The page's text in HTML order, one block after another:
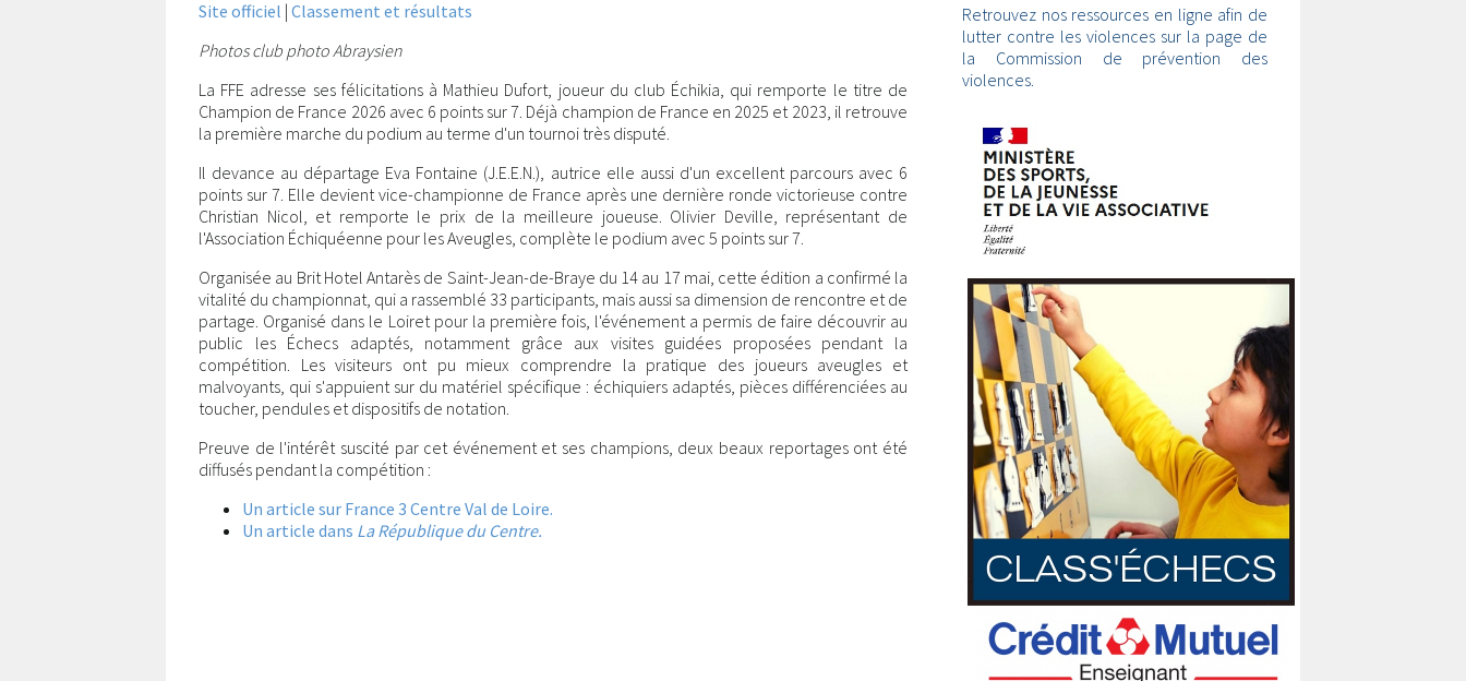
Site officiel | Classement et résultats
Photos club photo Abraysien
La FFE adresse ses félicitations à Mathieu Dufort, joueur du club Échikia, qui remporte le titre de
Champion de France 2026 avec 6 points sur 7. Déjà champion de France en 2025 et 2023, il retrouve
la première marche du podium au terme d'un tournoi très disputé.
Il devance au départage Eva Fontaine (J.E.E.N.), autrice elle aussi d'un excellent parcours avec 6
points sur 7. Elle devient vice-championne de France après une dernière ronde victorieuse contre
Christian Nicol, et remporte le prix de la meilleure joueuse. Olivier Deville, représentant de
l'Association Échiquéenne pour les Aveugles, complète le podium avec 5 points sur 7.
Organisée au Brit Hotel Antarès de Saint-Jean-de-Braye du 14 au 17 mai, cette édition a confirmé la
vitalité du championnat, qui a rassemblé 33 participants, mais aussi sa dimension de rencontre et de
partage. Organisé dans le Loiret pour la première fois, l'événement a permis de faire découvrir au
public les Échecs adaptés, notamment grâce aux visites guidées proposées pendant la
compétition. Les visiteurs ont pu mieux comprendre la pratique des joueurs aveugles et
malvoyants, qui s'appuient sur du matériel spécifique : échiquiers adaptés, pièces différenciées au
toucher, pendules et dispositifs de notation.
Preuve de l'intérêt suscité par cet événement et ses champions, deux beaux reportages ont été
diffusés pendant la compétition :
Un article sur France 3 Centre Val de Loire.
Un article dans La République du Centre.
Retrouvez nos ressources en ligne afin de
lutter contre les violences sur la page de
la Commission de prévention des
violences.